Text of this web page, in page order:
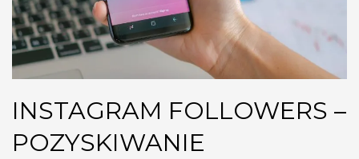
INSTAGRAM FOLLOWERS –
POZYSKIWANIE